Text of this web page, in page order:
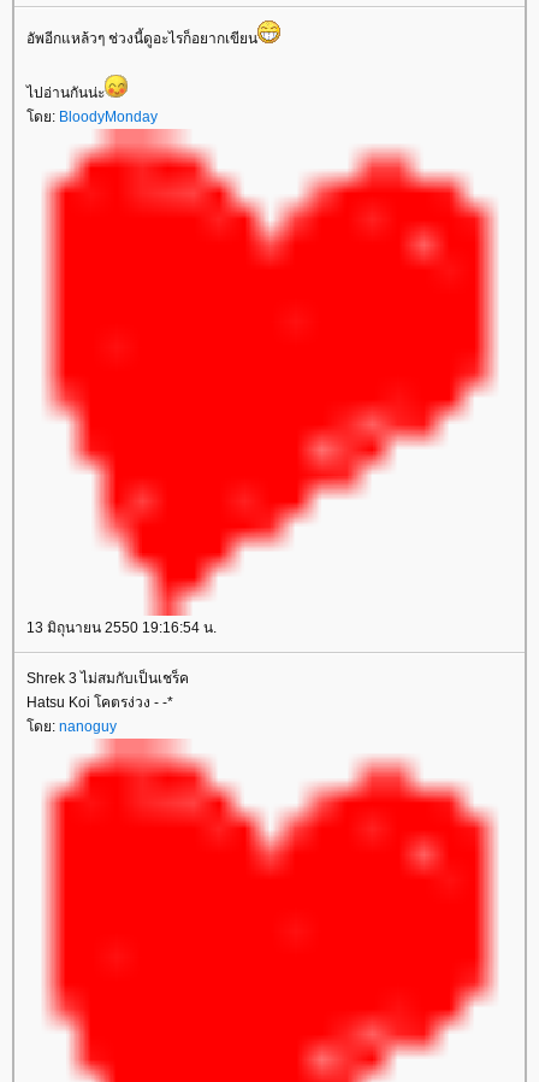
อัพอีกแหล้วๆ ช่วงนี้ดูอะไรก็อยากเขียน
ไปอ่านกันน่ะ
ดย: BloodyMonday
13 มิถุนายน 2550 19:16:54 น.
Shrek 3 ไม่สมกับเป็นเชร็ค
Hatsu Koi โคตรง่วง - -*
ดย: nanoguy